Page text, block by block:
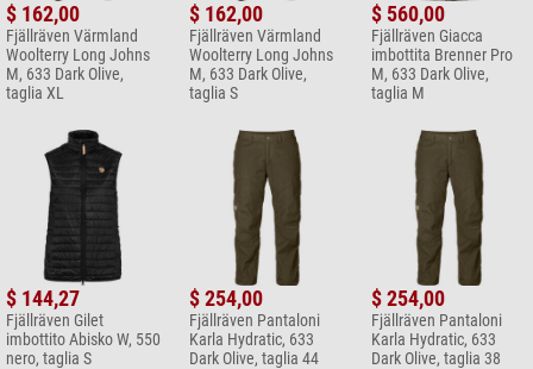
$ 162,00
Fjällräven Värmland
Woolterry Long Johns
M, 633 Dark Olive,
taglia XL
$ 162,00
Fjällräven Värmland
Woolterry Long Johns
M, 633 Dark Olive,
taglia S
$ 560,00
Fjällräven Giacca
imbottita Brenner Pro
M, 633 Dark Olive,
taglia M
$ 144,27
Fjällräven Gilet
imbottito Abisko W, 550
nero, taglia S
$ 254,00
Fjällräven Pantaloni
Karla Hydratic, 633
Dark Olive, taglia 44
$ 254,00
Fjällräven Pantaloni
Karla Hydratic, 633
Dark Olive, taglia 38